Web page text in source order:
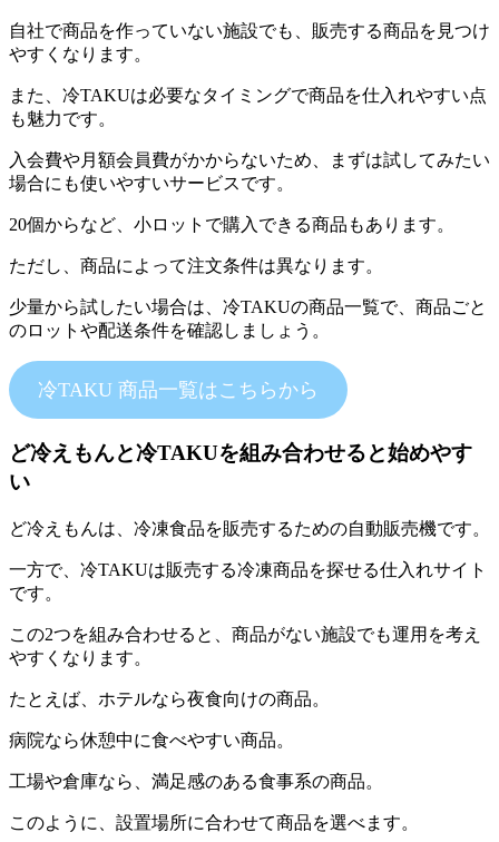
自社で商品を作っていない施設でも、販売する商品を見つけ
やすくなります。
また、冷TAKUは必要なタイミングで商品を仕入れやすい点
も魅力です。
入会費や月額会員費がかからないため、まずは試してみたい
場合にも使いやすいサービスです。
20個からなど、小ロットで購入できる商品もあります。
ただし、商品によって注文条件は異なります。
少量から試したい場合は、冷TAKUの商品一覧で、商品ごと
のロットや配送条件を確認しましょう。
冷TAKU 商品一覧はこちらから
ど冷えもんと冷TAKUを組み合わせると始めやす
い
ど冷えもんは、冷凍食品を販売するための自動販売機です。
一方で、冷TAKUは販売する冷凍商品を探せる仕入れサイト
です。
この2つを組み合わせると、商品がない施設でも運用を考え
やすくなります。
たとえば、ホテルなら夜食向けの商品。
病院なら休憩中に食べやすい商品。
工場や倉庫なら、満足感のある食事系の商品。
このように、設置場所に合わせて商品を選べます。